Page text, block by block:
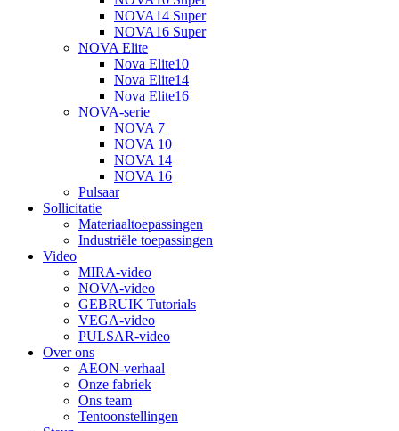
NOVA14 Super
NOVA16 Super
NOVA Elite
Nova Elite10
Nova Elite14
Nova Elite16
NOVA-serie
NOVA 7
NOVA 10
NOVA 14
NOVA 16
Pulsaar
Sollicitatie
Materiaaltoepassingen
Industriële toepassingen
Video
MIRA-video
NOVA-video
GEBRUIK Tutorials
VEGA-video
PULSAR-video
Over ons
AEON-verhaal
Onze fabriek
Ons team
Tentoonstellingen